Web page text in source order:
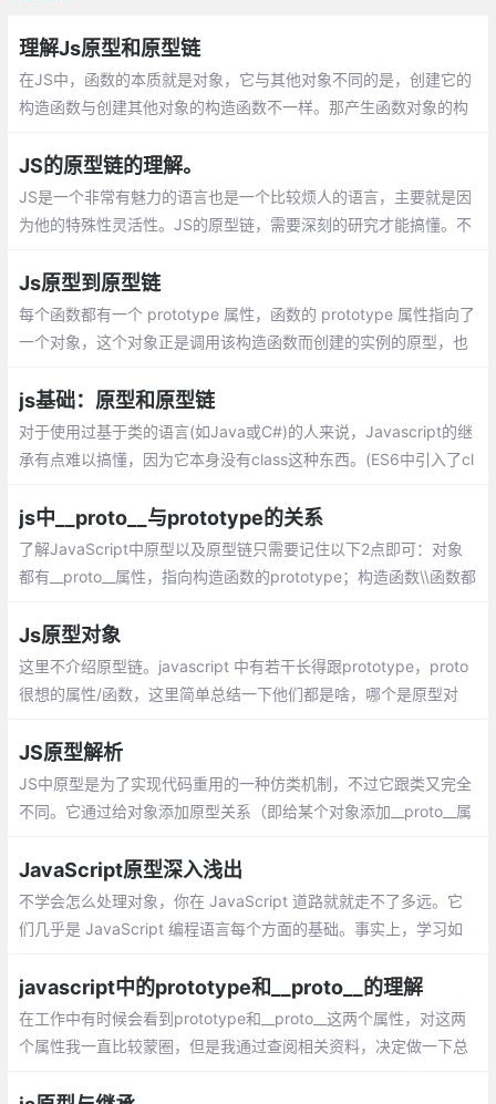
理解Js原型和原型链
在JS中，函数的本质就是对象，它与其他对象不同的是，创建它的
构造函数与创建其他对象的构造函数不一样。那产生函数对象的构
tion 产生的对象就是一个函数。
JS的原型链的理解。
JS是一个非常有魅力的语言也是一个比较烦人的语言，主要就是因
为他的特殊性灵活性。JS的原型链，需要深刻的研究才能搞懂。不
就是一句话万物皆对象。
Js原型到原型链
每个函数都有一个 prototype 属性，函数的 prototype 属性指向了
一个对象，这个对象正是调用该构造函数而创建的实例的原型，也
js基础：原型和原型链
对于使用过基于类的语言(如Java或C#)的人来说，Javascript的继
承有点难以搞懂，因为它本身没有class这种东西。(ES6中引入了cl
层还是基于原型)。
js中__proto__与prototype的关系
了解JavaScript中原型以及原型链只需要记住以下2点即可：对象
都有__proto__属性，指向构造函数的prototype；构造函数\\函数都
Js原型对象
这里不介绍原型链。javascript 中有若干长得跟prototype，proto
很想的属性/函数，这里简单总结一下他们都是啥，哪个是原型对
不可见
JS原型解析
JS中原型是为了实现代码重用的一种仿类机制，不过它跟类又完全
不同。它通过给对象添加原型关系（即给某个对象添加__proto__属
S的继承。简单来说就是一种委托机制
JavaScript原型深入浅出
不学会怎么处理对象，你在 JavaScript 道路就就走不了多远。它
们几乎是 JavaScript 编程语言每个方面的基础。事实上，学习如
javascript中的prototype和__proto__的理解
在工作中有时候会看到prototype和__proto__这两个属性，对这两
个属性我一直比较蒙圈，但是我通过查阅相关资料，决定做一下总